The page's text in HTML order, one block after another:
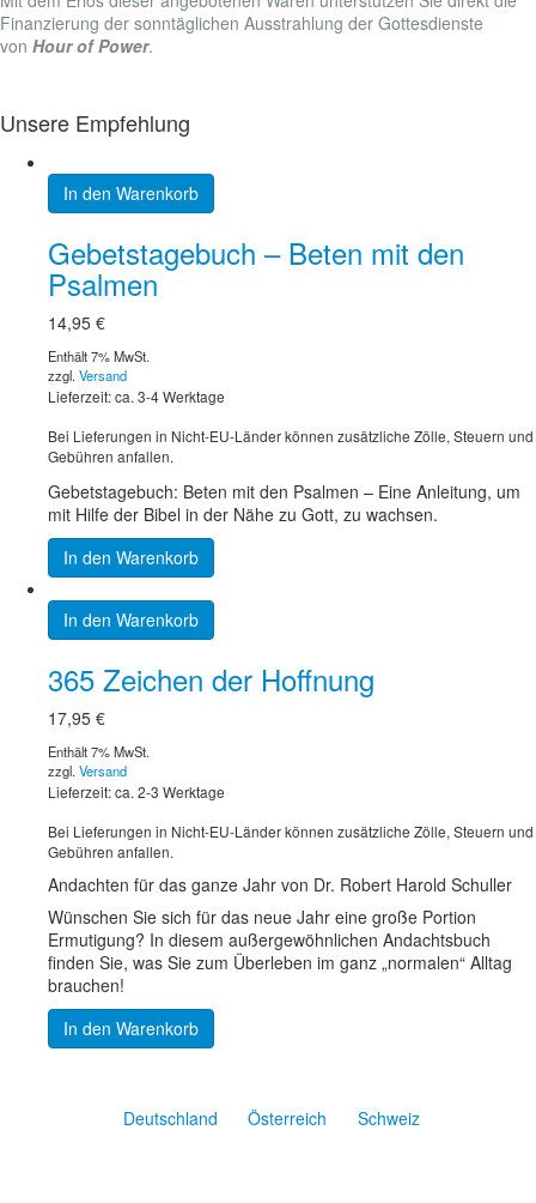
Finanzierung der sonntäglichen Ausstrahlung der Gottesdienste
von Hour of Power.
Unsere Empfehlung
In den Warenkorb
Gebetstagebuch – Beten mit den
Psalmen
14,95 €
Enthält 7% MwSt.
zzgl.Versand
Lieferzeit: ca. 3-4 Werktage
Bei Lieferungen in Nicht-EU-Länder können zusätzliche Zölle, Steuern und
Gebühren anfallen.
Gebetstagebuch: Beten mit den Psalmen – Eine Anleitung, um
mit Hilfe der Bibel in der Nähe zu Gott, zu wachsen.
In den Warenkorb
In den Warenkorb
365 Zeichen der Hoffnung
17,95 €
Enthält 7% MwSt.
zzgl.Versand
Lieferzeit: ca. 2-3 Werktage
Bei Lieferungen in Nicht-EU-Länder können zusätzliche Zölle, Steuern und
Gebühren anfallen.
Andachten für das ganze Jahr von Dr. Robert Harold Schuller
Wünschen Sie sich für das neue Jahr eine große Portion
Ermutigung? In diesem außergewöhnlichen Andachtsbuch
finden Sie, was Sie zum Überleben im ganz „normalen“ Alltag
brauchen!
In den Warenkorb
Deutschland Österreich Schweiz